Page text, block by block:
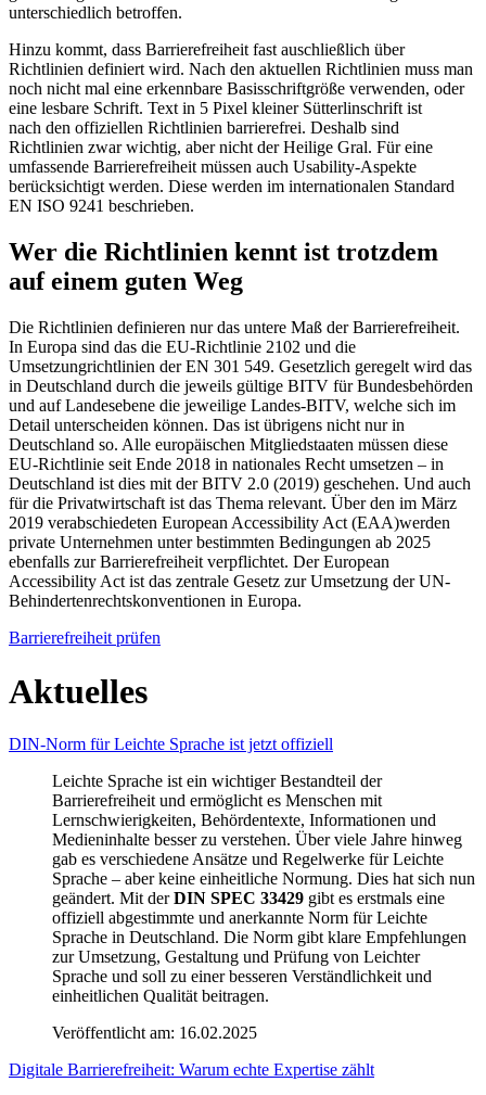
unterschiedlich betroffen.
Hinzu kommt, dass Barrierefreiheit fast auschließlich über
Richtlinien definiert wird. Nach den aktuellen Richtlinien muss man
noch nicht mal eine erkennbare Basisschriftgröße verwenden, oder
eine lesbare Schrift. Text in 5 Pixel kleiner Sütterlinschrift ist
nach den offiziellen Richtlinien barrierefrei. Deshalb sind
Richtlinien zwar wichtig, aber nicht der Heilige Gral. Für eine
umfassende Barrierefreiheit müssen auch Usability-Aspekte
berücksichtigt werden. Diese werden im internationalen Standard
EN ISO 9241 beschrieben.
Wer die Richtlinien kennt ist trotzdem
auf einem guten Weg
Die Richtlinien definieren nur das untere Maß der Barrierefreiheit.
In Europa sind das die EU-Richtlinie 2102 und die
Umsetzungrichtlinien der EN 301 549. Gesetzlich geregelt wird das
in Deutschland durch die jeweils gültige BITV für Bundesbehörden
und auf Landesebene die jeweilige Landes-BITV, welche sich im
Detail unterscheiden können. Das ist übrigens nicht nur in
Deutschland so. Alle europäischen Mitgliedstaaten müssen diese
EU-Richtlinie seit Ende 2018 in nationales Recht umsetzen – in
Deutschland ist dies mit der BITV 2.0 (2019) geschehen. Und auch
für die Privatwirtschaft ist das Thema relevant. Über den im März
2019 verabschiedeten European Accessibility Act (EAA)werden
private Unternehmen unter bestimmten Bedingungen ab 2025
ebenfalls zur Barrierefreiheit verpflichtet. Der European
Accessibility Act ist das zentrale Gesetz zur Umsetzung der UN-
Behindertenrechtskonventionen in Europa.
Barrierefreiheit prüfen
Aktuelles
DIN-Norm für Leichte Sprache ist jetzt offiziell
Leichte Sprache ist ein wichtiger Bestandteil der
Barrierefreiheit und ermöglicht es Menschen mit
Lernschwierigkeiten, Behördentexte, Informationen und
Medieninhalte besser zu verstehen. Über viele Jahre hinweg
gab es verschiedene Ansätze und Regelwerke für Leichte
Sprache – aber keine einheitliche Normung. Dies hat sich nun
geändert. Mit derDIN SPEC 33429 gibt es erstmals eine
offiziell abgestimmte und anerkannte Norm für Leichte
Sprache in Deutschland. Die Norm gibt klare Empfehlungen
zur Umsetzung, Gestaltung und Prüfung von Leichter
Sprache und soll zu einer besseren Verständlichkeit und
einheitlichen Qualität beitragen.
Veröffentlicht am: 16.02.2025
Digitale Barrierefreiheit: Warum echte Expertise zählt